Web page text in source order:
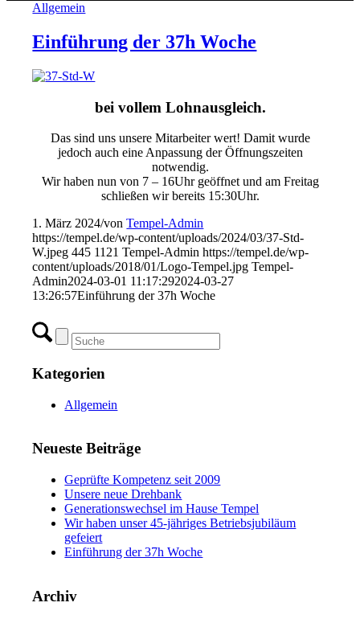
Allgemein
Einführung der 37h Woche
bei vollem Lohnausgleich.
Das sind uns unsere Mitarbeiter wert! Damit wurde
jedoch auch eine Anpassung der Öffnungszeiten
notwendig.
Wir haben nun von 7 – 16Uhr geöffnet und am Freitag
schließen wir bereits 15:30Uhr.
1. März 2024/vonTempel-Admin
https://tempel.de/wp-content/uploads/2024/03/37-Std-
W.jpeg 445 1121 Tempel-Admin https://tempel.de/wp-
content/uploads/2018/01/Logo-Tempel.jpg Tempel-
Admin2024-03-01 11:17:292024-03-27
13:26:57Einführung der 37h Woche
Kategorien
Allgemein
Neueste Beiträge
Geprüfte Kompetenz seit 2009
Unsere neue Drehbank
Generationswechsel im Hause Tempel
Wir haben unser 45-jähriges Betriebsjubiläum
gefeiert
Einführung der 37h Woche
Archiv